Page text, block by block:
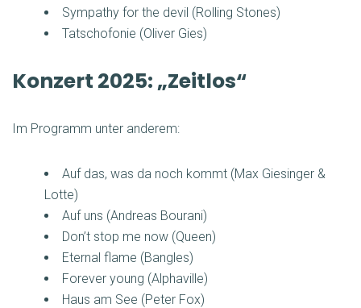
Sympathy for the devil (Rolling Stones)
Tatschofonie (Oliver Gies)
Konzert 2025: „Zeitlos“
Im Programm unter anderem:
Auf das, was da noch kommt (Max Giesinger &
Lotte)
Auf uns (Andreas Bourani)
Don’t stop me now (Queen)
Eternal flame (Bangles)
Forever young (Alphaville)
Haus am See (Peter Fox)